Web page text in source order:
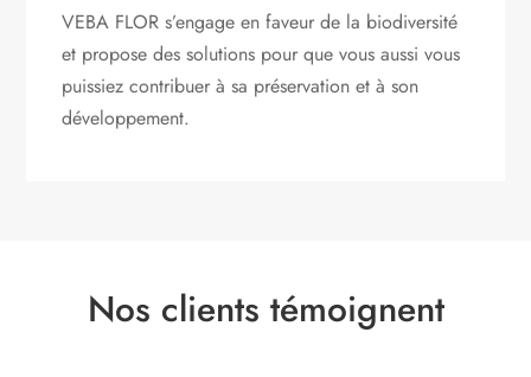
VEBA FLOR s’engageen faveur de la biodiversité
et propose des solutions pour que vous aussi vous
puissiez contribuer à sa préservation et à son
développement.
Nos clients témoignent